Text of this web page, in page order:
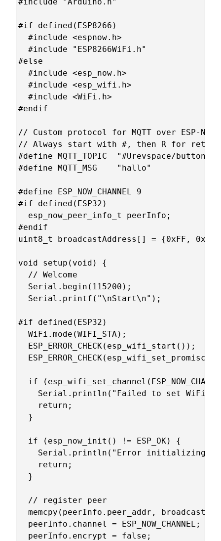
#if defined(ESP8266)
  #include <espnow.h>
  #include "ESP8266WiFi.h"
#else
  #include <esp_now.h>
  #include <esp_wifi.h>
  #include <WiFi.h>
#endif
// Custom protocol for MQTT over ESP-NOW
// Always start with #, then R for
#define MQTT_TOPIC  "#Urevspace/button/
#define MQTT_MSG    "hallo"
#define ESP_NOW_CHANNEL 9
#if defined(ESP32)
  esp_now_peer_info_t peerInfo;
#endif
uint8_t broadcastAddress[] = {0xFF,
void setup(void) {
  // Welcome
  Serial.begin(115200);
  Serial.printf("\nStart\n");
#if defined(ESP32)
  WiFi.mode(WIFI_STA);
  ESP_ERROR_CHECK(esp_wifi_start());
if
Serial.println("Failed to set WiFi
    return;
  }
  if (esp_now_init() != ESP_OK) {
Serial.println("Error initializing
    return;
  }
  // register peer
memcpy(peerInfo.peer_addr,
  peerInfo.channel = ESP_NOW_CHANNEL;
  peerInfo.encrypt = false;